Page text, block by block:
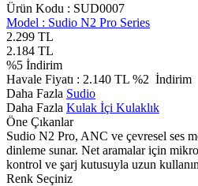
Ürün Kodu : SUD0007
Model : Sudio N2 Pro Series
2.299 TL
2.184 TL
%5 İndirim
Havale Fiyatı : 2.140 TL %2 İndirim
Daha Fazla Sudio
Daha Fazla Kulak İçi Kulaklık
Öne Çıkanlar
Sudio N2 Pro, ANC ve çevresel ses
dinleme sunar. Net aramalar için
kontrol ve şarj kutusuyla uzun
Renk Seçiniz